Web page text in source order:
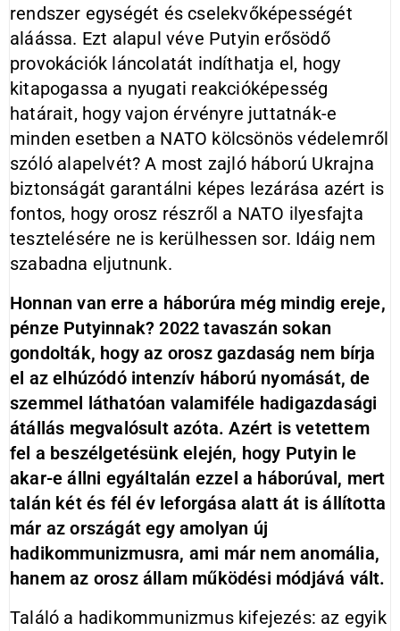
rendszer egységét és cselekvőképességét
aláássa. Ezt alapul véve Putyin erősödő
provokációk láncolatát indíthatja el, hogy
kitapogassa a nyugati reakcióképesség
határait, hogy vajon érvényre juttatnák-e
minden esetben a NATO kölcsönös védelemről
szóló alapelvét? A most zajló háború Ukrajna
biztonságát garantálni képes lezárása azért is
fontos, hogy orosz részről a NATO ilyesfajta
tesztelésére ne is kerülhessen sor. Idáig nem
szabadna eljutnunk.
Honnan van erre a háborúra még mindig ereje,
pénze Putyinnak? 2022 tavaszán sokan
gondolták, hogy az orosz gazdaság nem bírja
el az elhúzódó intenzív háború nyomását, de
szemmel láthatóan valamiféle hadigazdasági
átállás megvalósult azóta. Azért is vetettem
fel a beszélgetésünk elején, hogy Putyin le
akar-e állni egyáltalán ezzel a háborúval, mert
talán két és fél év leforgása alatt át is állította
már az országát egy amolyan új
hadikommunizmusra, ami már nem anomália,
hanem az orosz állam működési módjává vált.
Találó a hadikommunizmus kifejezés: az egyik